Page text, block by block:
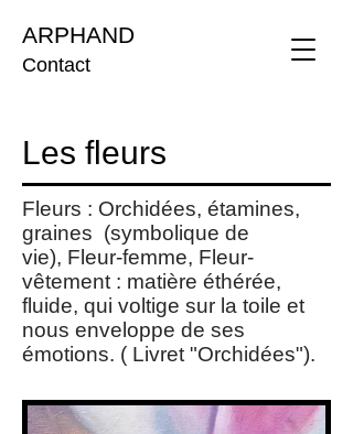
ARPHAND
Contact
Les fleurs
Fleurs : Orchidées, étamines,
graines (symbolique de
vie), Fleur-femme, Fleur-
vêtement : matière éthérée,
fluide, qui voltige sur la toile et
nous enveloppe de ses
émotions. ( Livret "Orchidées").